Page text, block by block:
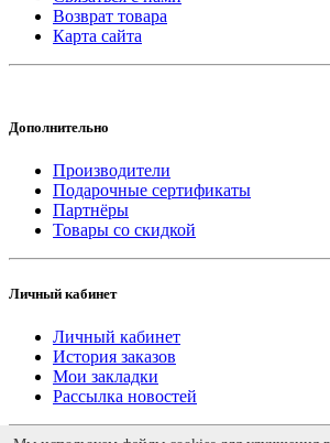
Возврат товара
Карта сайта
Дополнительно
Производители
Подарочные сертификаты
Партнёры
Товары со скидкой
Личный кабинет
Личный кабинет
История заказов
Мои закладки
Рассылка новостей